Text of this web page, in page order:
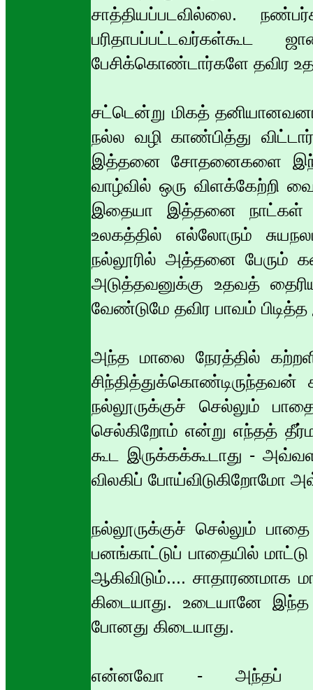
சாத்தியப்படவில்லை.
பேசிக்கொண்டார்களே தவிர
சட்டென்று மிகத்
நல்ல வழி காண்பித்து
இத்தனை சோதனைகளை இந்த
வாழ்வில் ஒரு
இதையா இத்தனை நாட்கள்
உலகத்தில் எல்லோரும்
நல்லூரில் அத்தனை பேரும்
அடுத்தவனுக்கு உதவத்
வேண்டுமே தவிர பாவம்
அந்த மாலை நேரத்தில்
நல்லூருக்குச் செல்லும்
செல்கிறோம் என்று எந்தத்
கூட இருக்கக்கூடாது -
விலகிப் போய்விடுகிறோமோ
நல்லூருக்குச் செல்லும்
பனங்காட்டுப் பாதையில்
ஆகிவிடும்.... சாதாரணமாக
கிடையாது. உடையானே
போனது கிடையாது.
என்னவோ - அந்தப்